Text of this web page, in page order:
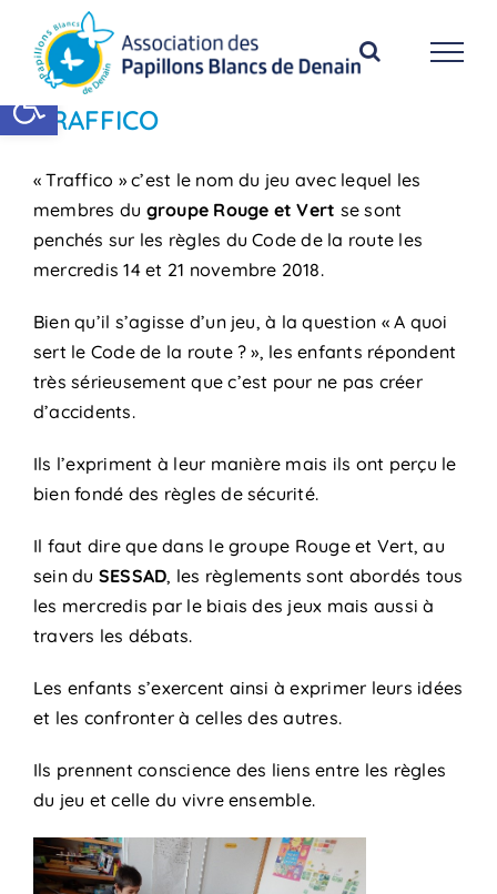
Ouvrir la barre d’outils
contenu
TRAFFICO
« Traffico » c’est le nom du jeu avec lequel les
membres du groupe Rouge et Vert se sont
penchés sur les règles du Code de la route les
mercredis 14 et 21 novembre 2018.
Bien qu’il s’agisse d’un jeu, à la question « A quoi
sert le Code de la route ? », les enfants répondent
très sérieusement que c’est pour ne pas créer
d’accidents.
Ils l’expriment à leur manière mais ils ont perçu le
bien fondé des règles de sécurité.
Il faut dire que dans le groupe Rouge et Vert, au
sein du SESSAD, les règlements sont abordés tous
les mercredis par le biais des jeux mais aussi à
travers les débats.
Les enfants s’exercent ainsi à exprimer leurs idées
et les confronter à celles des autres.
Ils prennent conscience des liens entre les règles
du jeu et celle du vivre ensemble.